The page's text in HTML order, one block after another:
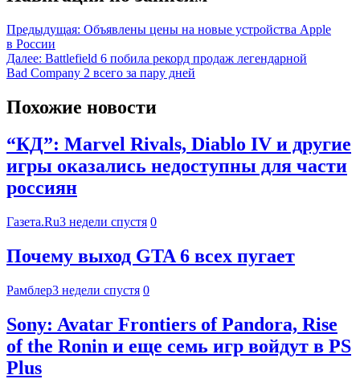
Предыдущая: Объявлены цены на новые устройства Apple
в России
Далее: Battlefield 6 побила рекорд продаж легендарной
Bad Company 2 всего за пару дней
Похожие новости
“КД”: Marvel Rivals, Diablo IV и другие
игры оказались недоступны для части
россиян
Газета.Ru3 недели спустя 0
Почему выход GTA 6 всех пугает
Рамблер3 недели спустя 0
Sony: Avatar Frontiers of Pandora, Rise
of the Ronin и еще семь игр войдут в PS
Plus